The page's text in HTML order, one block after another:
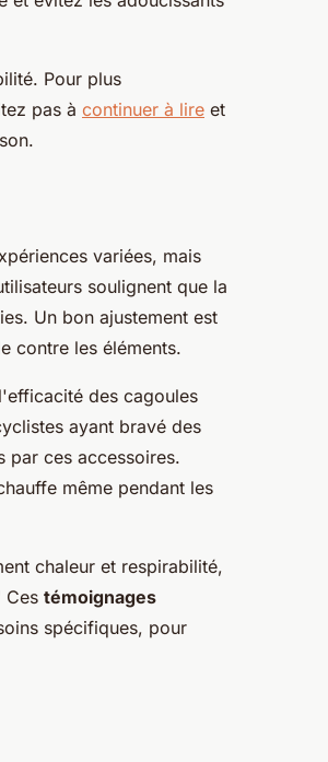
Pour plus
pas à continuer à lire et
variées, mais
soulignent que la
Un bon ajustement est
contre les éléments.
des cagoules
ayant bravé des
par ces accessoires.
même pendant les
chaleur et respirabilité,
Ces témoignages
spécifiques, pour